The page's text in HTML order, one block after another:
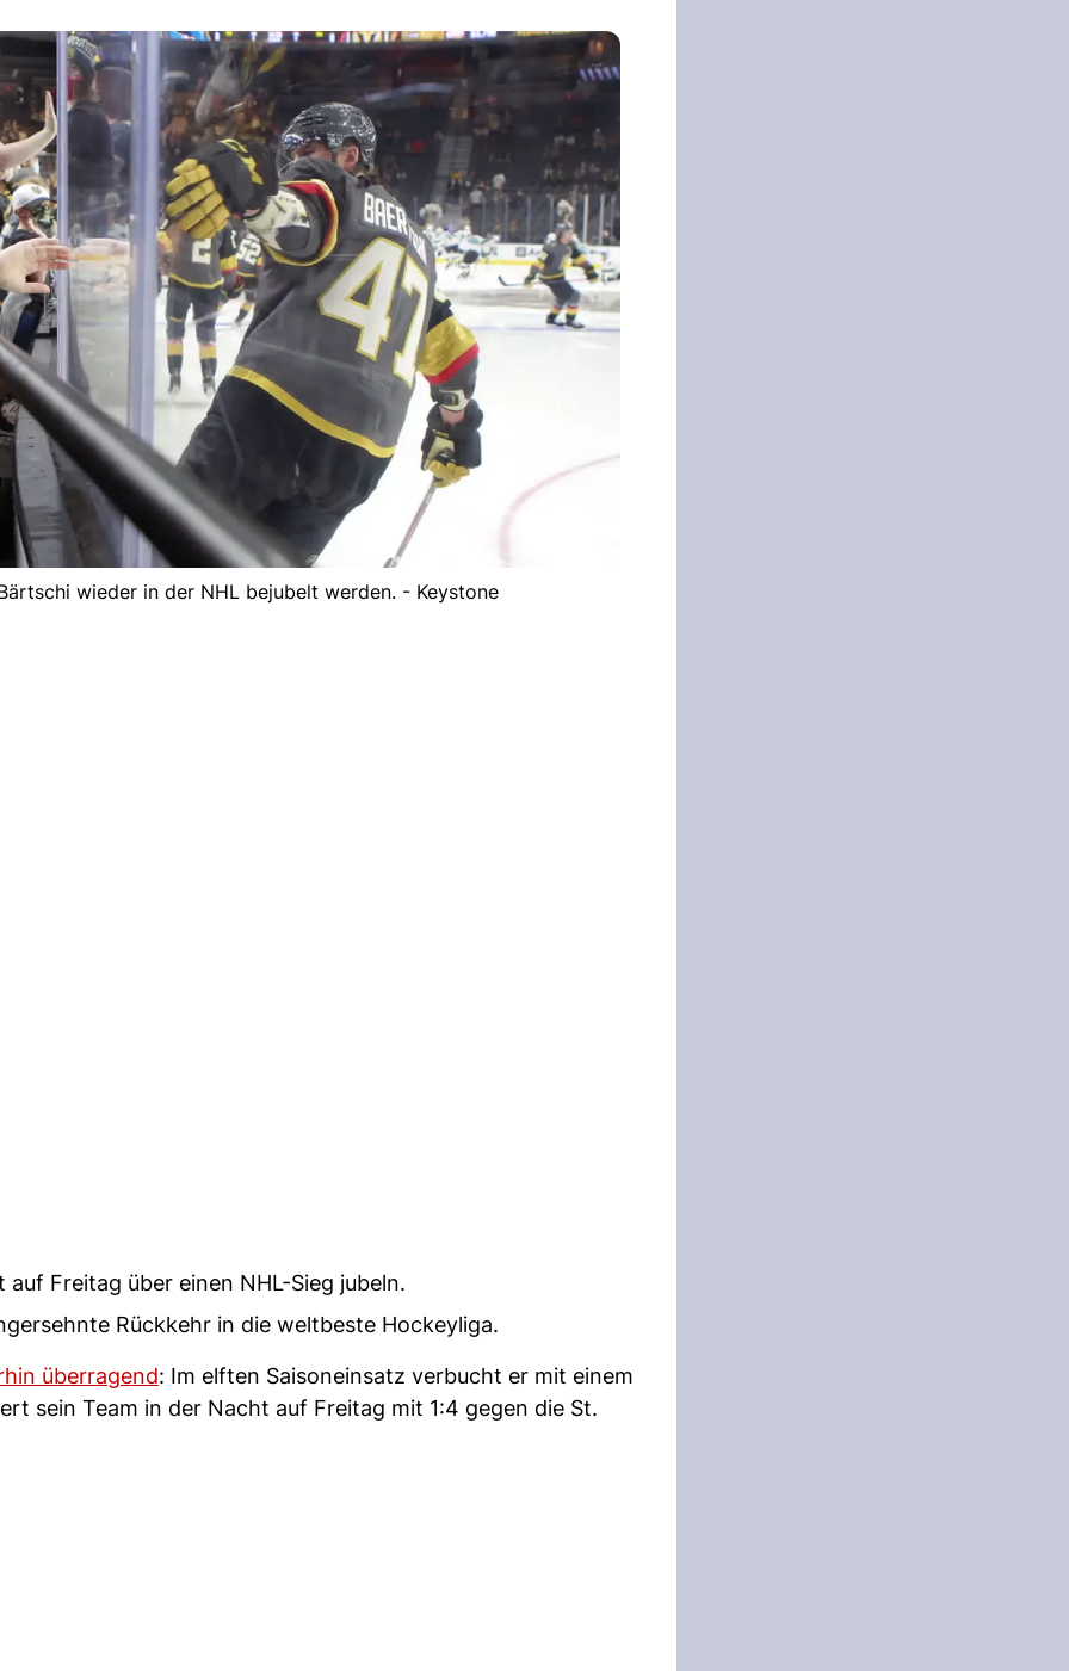
wieder in der NHL bejubelt werden. - Keystone
Freitag über einen NHL-Sieg jubeln.
Rückkehr in die weltbeste Hockeyliga.
überragend: Im elften Saisoneinsatz verbucht er mit einem
sein Team in der Nacht auf Freitag mit 1:4 gegen die St.